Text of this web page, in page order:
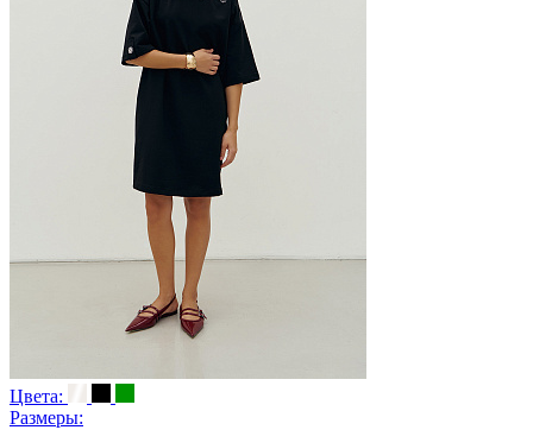
Цвета:
Размеры: